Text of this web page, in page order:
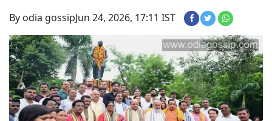
By odia gossipJun 24, 2026, 17:11 IST